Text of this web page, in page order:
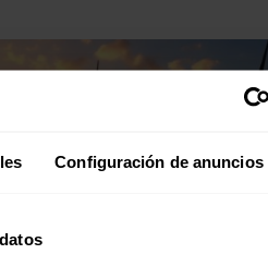
Configuración de anuncios